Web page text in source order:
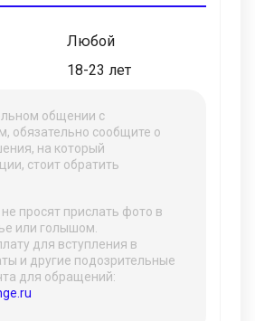
Любой
18-23 лет
общении с
обязательно сообщите о
на который
стоит обратить
просят прислать фото в
или голышом.
для вступления в
и другие подозрительные
для обращений: